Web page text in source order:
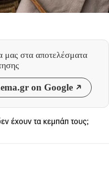
μας στα αποτελέσματα
on Google
έχουν τα κεμπάπ τους;